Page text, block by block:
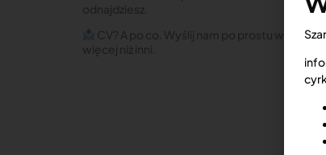
CV? A po co. Wyślij nam po prostu